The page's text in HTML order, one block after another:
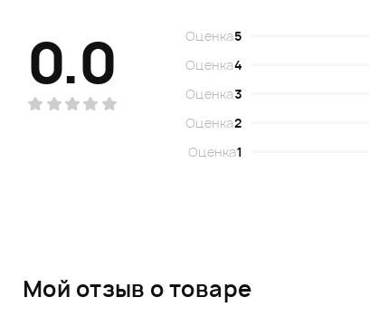
0.0 Оценка5
Оценка4
Оценка3
Оценка2
Оценка1
Мой отзыв о товаре